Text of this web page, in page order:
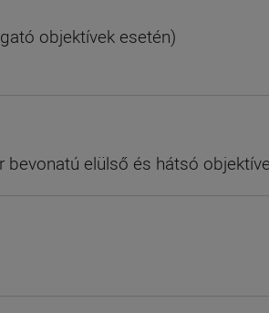
objektívek esetén)
elülső és hátsó